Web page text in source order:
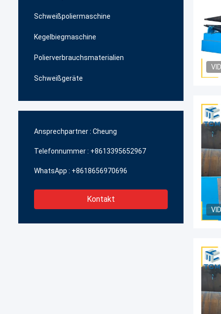
Schweißpoliermaschine
Kegelbiegmaschine
Polierverbrauchsmaterialien
Schweißgeräte
Ansprechpartner : Cheung
Telefonnummer : +8613395652967
WhatsApp : +8618656970696
Kontakt